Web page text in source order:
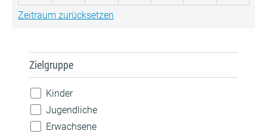
Zeitraum zurücksetzen
Zielgruppe
Kinder
Jugendliche
Erwachsene